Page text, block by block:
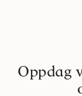
Oppdag